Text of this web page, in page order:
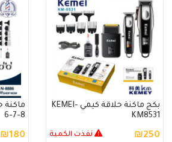
بكج ماكنة حلاقة كيمي KEMEI-
KM8531
₪250 نفذت الكمية
6-7-8
₪180